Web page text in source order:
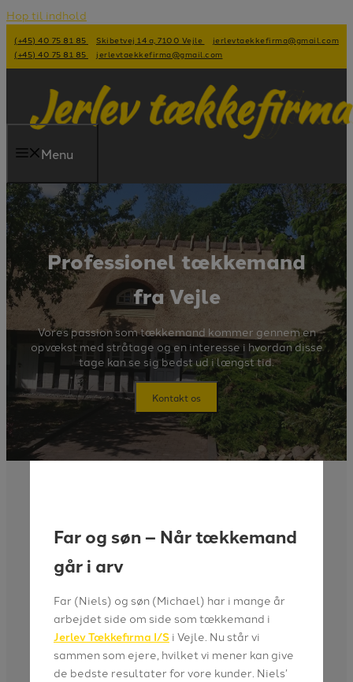
Hop til indhold
(+45) 40 75 81 85 Skibetvej 14 a, 7100 Vejle
jerlevtaekkefirma@gmail.com
(+45) 40 75 81 85
jerlevtaekkefirma@gmail.com
Menu
Professionel tækkemand
fra Vejle
Vores passion som tækkemand kommer gennem en
opvækst med stråtage og en interesse i hvordan disse
tage kan se sig bedst ud i længst tid.
Kontakt os
Far og søn – Når tækkemand
går i arv
Far (Niels) og søn (Michael) har i mange år
arbejdet side om side som tækkemand i
Jerlev Tækkefirma I/S i Vejle. Nu står vi
sammen som ejere, hvilket vi mener kan give
de bedste resultater for vore kunder. Niels’